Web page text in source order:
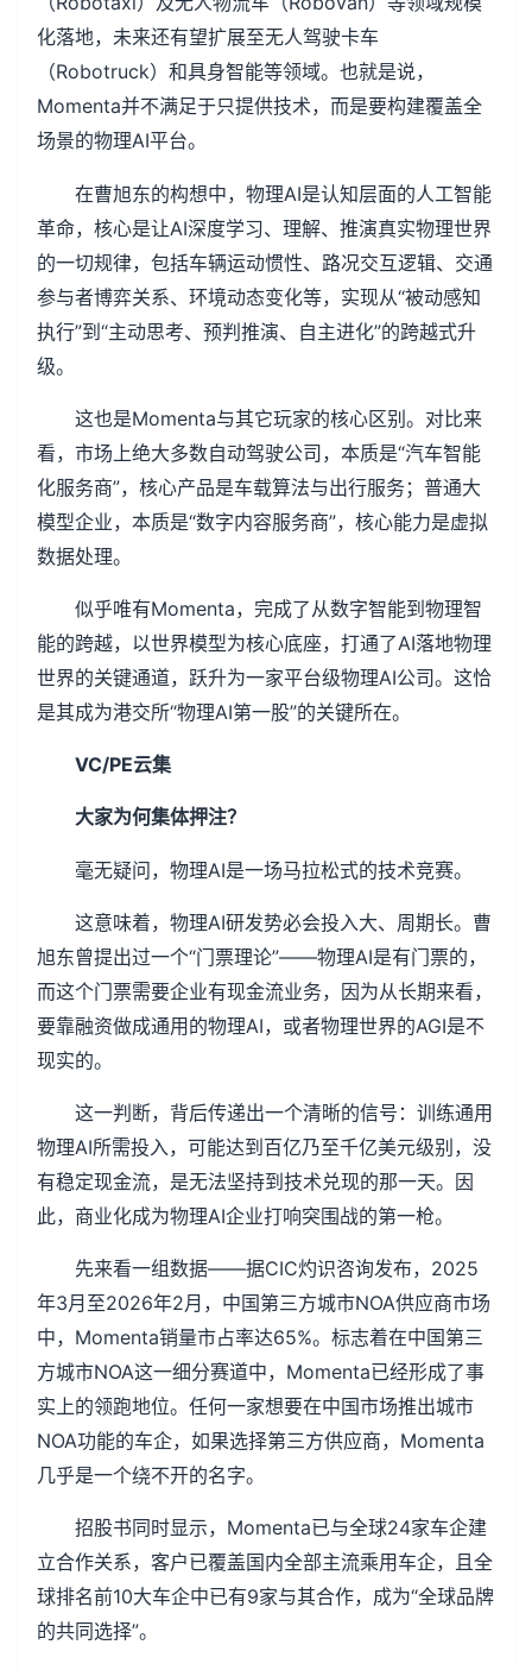
化落地，未来还有望扩展至无人驾驶卡车
（Robotruck）和具身智能等领域。也就是说，
Momenta并不满足于只提供技术，而是要构建覆盖全
场景的物理AI平台。
在曹旭东的构想中，物理AI是认知层面的人工智能
革命，核心是让AI深度学习、理解、推演真实物理世界
的一切规律，包括车辆运动惯性、路况交互逻辑、交通
参与者博弈关系、环境动态变化等，实现从“被动感知
执行”到“主动思考、预判推演、自主进化”的跨越式升
级。
这也是Momenta与其它玩家的核心区别。对比来
看，市场上绝大多数自动驾驶公司，本质是“汽车智能
化服务商”，核心产品是车载算法与出行服务；普通大
模型企业，本质是“数字内容服务商”，核心能力是虚拟
数据处理。
似乎唯有Momenta，完成了从数字智能到物理智
能的跨越，以世界模型为核心底座，打通了AI落地物理
世界的关键通道，跃升为一家平台级物理AI公司。这恰
是其成为港交所“物理AI第一股”的关键所在。
VC/PE云集
大家为何集体押注？
毫无疑问，物理AI是一场马拉松式的技术竞赛。
这意味着，物理AI研发势必会投入大、周期长。曹
旭东曾提出过一个“门票理论”——物理AI是有门票的，
而这个门票需要企业有现金流业务，因为从长期来看，
要靠融资做成通用的物理AI，或者物理世界的AGI是不
现实的。
这一判断，背后传递出一个清晰的信号：训练通用
物理AI所需投入，可能达到百亿乃至千亿美元级别，没
有稳定现金流，是无法坚持到技术兑现的那一天。因
此，商业化成为物理AI企业打响突围战的第一枪。
先来看一组数据——据CIC灼识咨询发布，2025
年3月至2026年2月，中国第三方城市NOA供应商市场
中，Momenta销量市占率达65%。标志着在中国第三
方城市NOA这一细分赛道中，Momenta已经形成了事
实上的领跑地位。任何一家想要在中国市场推出城市
NOA功能的车企，如果选择第三方供应商，Momenta
几乎是一个绕不开的名字。
招股书同时显示，Momenta已与全球24家车企建
立合作关系，客户已覆盖国内全部主流乘用车企，且全
球排名前10大车企中已有9家与其合作，成为“全球品牌
的共同选择”。